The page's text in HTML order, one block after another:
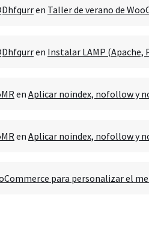
en Taller de verano de
en Instalar LAMP (Apache,
en Aplicar noindex, nofollow y
en Aplicar noindex, nofollow y
para personalizar el